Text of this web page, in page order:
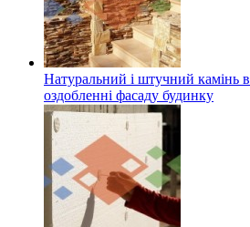
Натуральний і штучний камінь в
оздобленні фасаду будинку